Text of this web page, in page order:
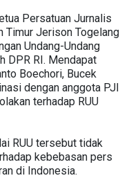
Persatuan Jurnalis
Timur Jerison Togelang
Undang-Undang
DPR RI. Mendapat
Boechori, Bucek
dengan anggota PJI
terhadap RUU
RUU tersebut tidak
kebebasan pers
di Indonesia.